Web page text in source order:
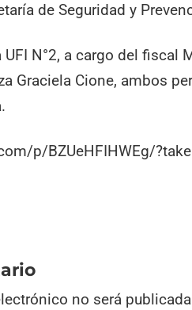
de Seguridad y
N°2, a cargo del fiscal
Graciela Cione, ambos
p/BZUeHFIHWEg/
no será